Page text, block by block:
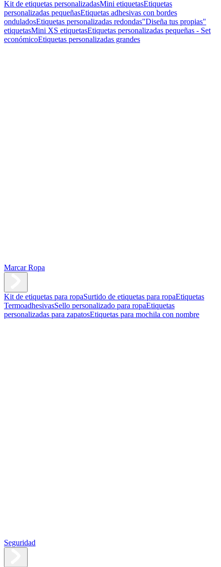
Kit de etiquetas personalizadasMini etiquetasEtiquetas
personalizadas pequeñasEtiquetas adhesivas con bordes
onduladosEtiquetas personalizadas redondas"Diseña tus propias"
etiquetasMini XS etiquetasEtiquetas personalizadas pequeñas - Set
económicoEtiquetas personalizadas grandes
Marcar Ropa
Kit de etiquetas para ropaSurtido de etiquetas para ropaEtiquetas
TermoadhesivasSello personalizado para ropaEtiquetas
personalizadas para zapatosEtiquetas para mochila con nombre
Seguridad